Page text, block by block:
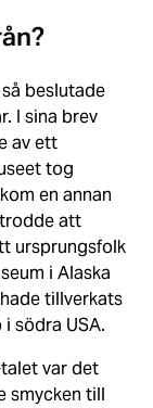
beslutade
I sina brev
av ett
tog
en annan
att
ursprungsfolk
i Alaska
tillverkats
södra USA.
var det
smycken till